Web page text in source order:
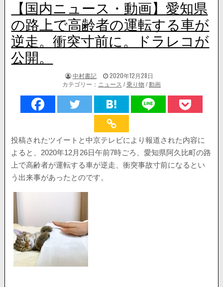
【国内ニュース・動画】愛知県
の路上で高齢者の運転する車が
逆走。衝突寸前に。ドラレコが
公開。
著
者:
中村書記
掲
載
日：
2020年12月28日
カテゴリー： ニュース /乗り物 /動画
投稿されたツイートと中京テレビにより報道された内容に
よると、2020年12月26日午前7時ごろ、愛知県阿久比町の路
上で高齢者が運転する車が逆走、衝突事故寸前になるとい
う出来事があったとのです。